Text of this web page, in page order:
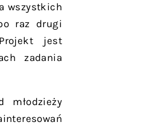
wszystkich
raz drugi
jest
zadania